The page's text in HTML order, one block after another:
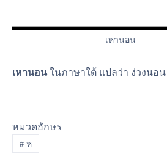
เหานอน
เหานอนในภาษาใต้ แปลว่า ง่วงนอน
หมวดอักษร
#ห